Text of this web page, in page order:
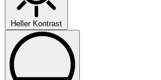
Heller Kontrast